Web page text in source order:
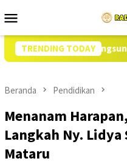
ke
Mobile
TRENDING TODAY
Turun Langsung ke Alor
Beranda Pendidikan
Menanam
Langkah Ny.
Mataru